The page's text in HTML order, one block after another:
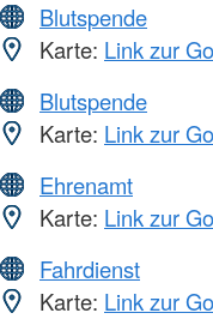
Blutspende
Karte: Link zur
Blutspende
Karte: Link zur
Ehrenamt
Karte: Link zur
Fahrdienst
Karte: Link zur